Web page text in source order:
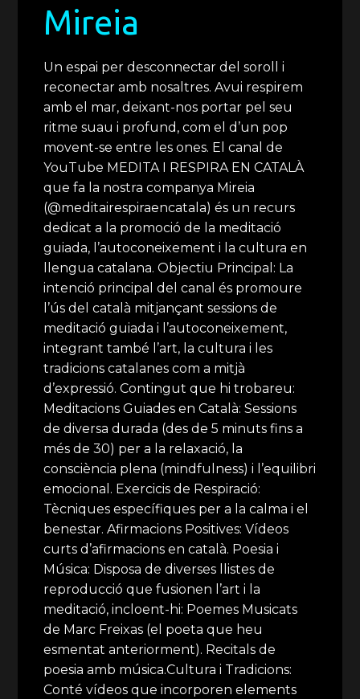
Mireia
Un espai per desconnectar del soroll i
reconectar amb nosaltres. Avui respirem
amb el mar, deixant-nos portar pel seu
ritme suau i profund, com el d’un pop
movent-se entre les ones. El canal de
YouTube MEDITA I RESPIRA EN CATALÀ
que fa la nostra companya Mireia
(@meditairespiraencatala) és un recurs
dedicat a la promoció de la meditació
guiada, l’autoconeixement i la cultura en
llengua catalana. Objectiu Principal: La
intenció principal del canal és promoure
l’ús del català mitjançant sessions de
meditació guiada i l’autoconeixement,
integrant també l’art, la cultura i les
tradicions catalanes com a mitjà
d’expressió. Contingut que hi trobareu:
Meditacions Guiades en Català: Sessions
de diversa durada (des de 5 minuts fins a
més de 30) per a la relaxació, la
consciència plena (mindfulness) i l’equilibri
emocional. Exercicis de Respiració:
Tècniques específiques per a la calma i el
benestar. Afirmacions Positives: Vídeos
curts d’afirmacions en català. Poesia i
Música: Disposa de diverses llistes de
reproducció que fusionen l’art i la
meditació, incloent-hi: Poemes Musicats
de Marc Freixas (el poeta que heu
esmentat anteriorment). Recitals de
poesia amb música.Cultura i Tradicions:
Conté vídeos que incorporen elements